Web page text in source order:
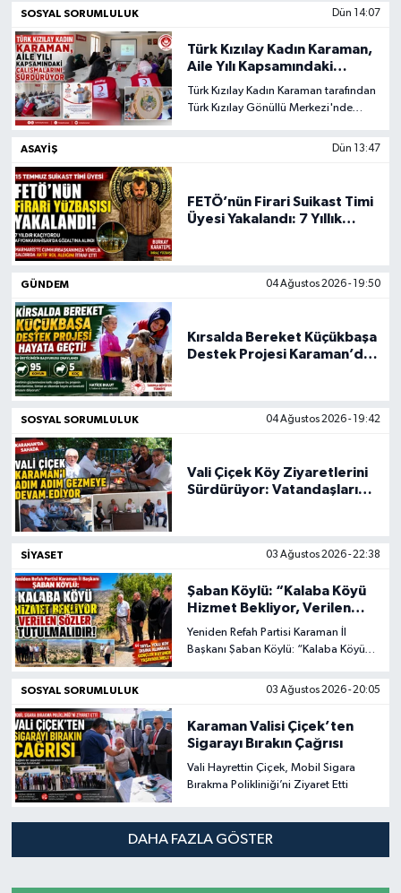
hayatlarını
eğitim-öğretim yılı özel yetenek sınavı
Bölümü ve Geleneksel Türk Sanatları
Bölümü için yapılacak başvurular
çevrim içi olarak gerçekleştirilecek.
SOSYAL SORUMLULUK Dün 14:07
Türk Kızılay Kadın Karaman,
Aile Yılı Kapsamındaki
Çalışmalarını Sürdürüyor
Türk Kızılay Kadın Karaman tarafından
Türk Kızılay Gönüllü Merkezi'nde
Aile ve Nüfus On Yılı kapsamında
ASAYIŞ Dün 13:47
FETÖ’nün Firari Suikast Timi
Üyesi Yakalandı: 7 Yıllık
GÜNDEM 04 Ağustos 2026 - 19:50
Kırsalda Bereket Küçükbaşa
Destek Projesi Karaman’da
SOSYAL SORUMLULUK 04 Ağustos 2026 - 19:42
Vali Çiçek Köy Ziyaretlerini
Sürdürüyor: Vatandaşların
SIYASET 03 Ağustos 2026 - 22:38
Şaban Köylü: “Kalaba Köyü
Hizmet Bekliyor, Verilen
Sözler Tutulmalı”
Yeniden Refah Partisi Karaman İl
Başkanı Şaban Köylü: “Kalaba Köyü
SOSYAL SORUMLULUK 03 Ağustos 2026 - 20:05
Karaman Valisi Çiçek’ten
Sigarayı Bırakın Çağrısı
Vali Hayrettin Çiçek, Mobil Sigara
Bırakma Polikliniği’ni Ziyaret Etti
DAHA FAZLA GÖSTER